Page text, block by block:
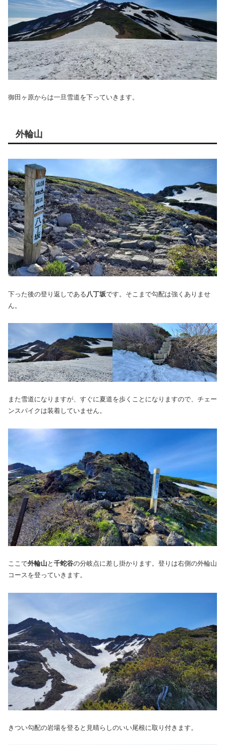
御田ヶ原からは一旦雪道を下っていきます。
外輪山
下った後の登り返しである 八丁坂です。そこまで勾配は強くありませ
ん。
また雪道になりますが、すぐに夏道を歩くことになりますので、チェー
ンスパイクは装着していません。
ここで外輪山 と 千蛇谷の分岐点に差し掛かります。登りは右側の外輪山
コースを登っていきます。
きつい勾配の岩場を登ると見晴らしのいい尾根に取り付きます。